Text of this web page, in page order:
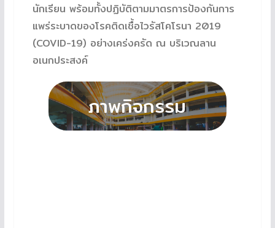
นักเรียน พร้อมทั้งปฏิบัติตามมาตรการป้องกันการ
แพร่ระบาดของโรคติดเชื้อไวรัสโคโรนา 2019
(COVID-19) อย่างเคร่งครัด ณ บริเวณลาน
อเนกประสงค์